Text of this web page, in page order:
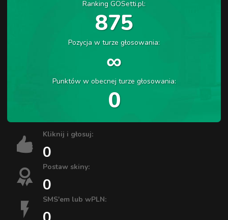
Ranking GOSetti.pl:
875
Pozycja w turze głosowania:
∞
Punktów w obecnej turze głosowania:
0
Kliknij i głosuj:
0
Postaw skiny:
0
SMS'em lub wPLN: